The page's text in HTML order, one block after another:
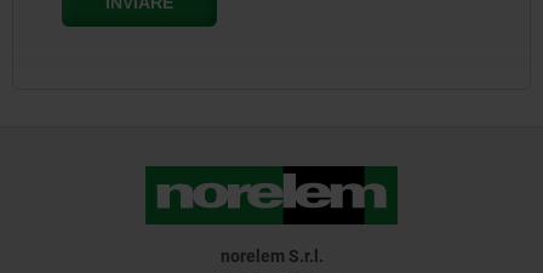
norelem S.r.l.